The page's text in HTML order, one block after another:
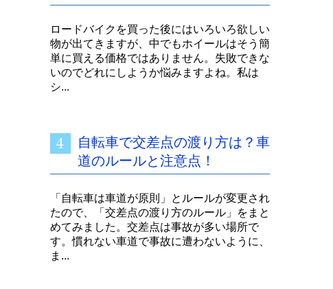
ロードバイクを買った後にはいろいろ欲しい
物が出てきますが、中でもホイールはそう簡
単に買える価格ではありません。失敗できな
いのでどれにしようか悩みますよね。私は
シ...
自転車で交差点の渡り方は？車
道のルールと注意点！
「自転車は車道が原則」とルールが変更され
たので、「交差点の渡り方のルール」をまと
めてみました。交差点は事故が多い場所で
す。慣れない車道で事故に遭わないように、
ま...